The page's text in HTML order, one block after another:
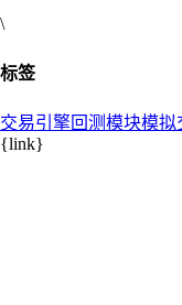
\
标签
交易引擎回测模块模拟
{link}